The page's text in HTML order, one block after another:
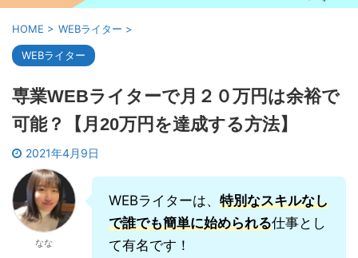
HOME > WEBライター >
WEBライター
専業WEBライターで月２０万円は余裕で
可能？【月20万円を達成する方法】
2021年4月9日
なな
WEBライターは、 特別なスキルなし
で誰でも簡単に始められる仕事とし
て有名です！